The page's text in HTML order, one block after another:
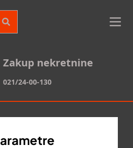
Zakup nekretnine
021/24-00-130